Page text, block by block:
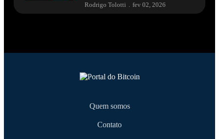
Rodrigo Tolotti fev 02, 2026
Quem somos
Contato